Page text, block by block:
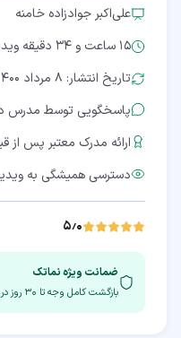
علی‌اکبر جوادزاده خامنه
15 ساعت و 34 دقیقه
تاریخ انتشار: ۸ مرداد ۱۴۰۰
پاسخگویی توسط مدرس
ارائه مدرک معتبر پس از
دسترسی همیشگی به
۵٫۰
ضمانت ویژه نماتک
بازگشت کامل وجه تا ۳۰ روز